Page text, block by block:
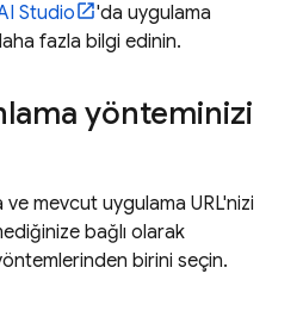
Studio
'da uygulama
fazla bilgi edinin.
yönteminizi
ve mevcut uygulama URL'nizi
bağlı olarak
birini seçin.